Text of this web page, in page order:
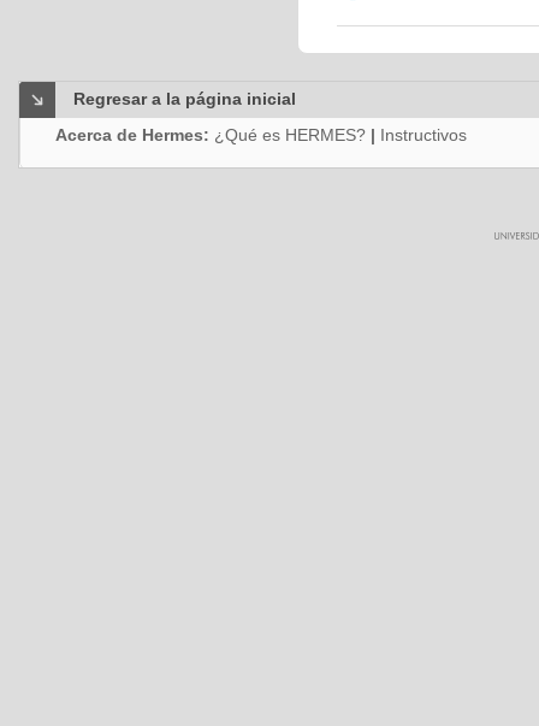
Regresar a la página inicial
Acerca de Hermes: ¿Qué es HERMES? | Instructivos